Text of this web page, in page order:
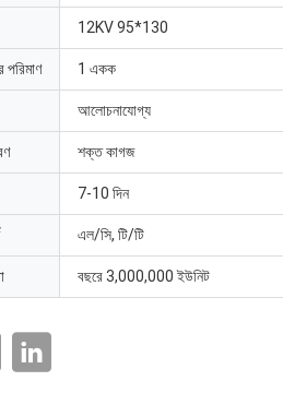
12KV 95*130
পরিমাণ 1 একক
আলোচনাযোগ্য
শক্ত কাগজ
7-10 দিন
এল/সি, টি/টি
বছরে 3,000,000 ইউনিট